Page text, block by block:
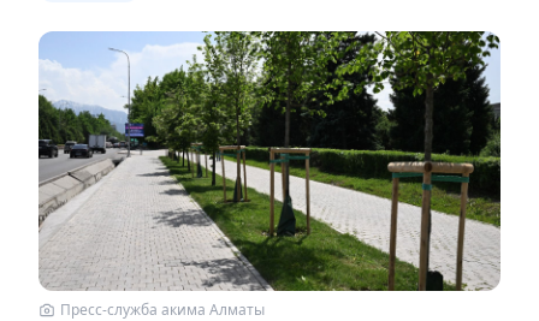
Пресс-служба акима Алматы